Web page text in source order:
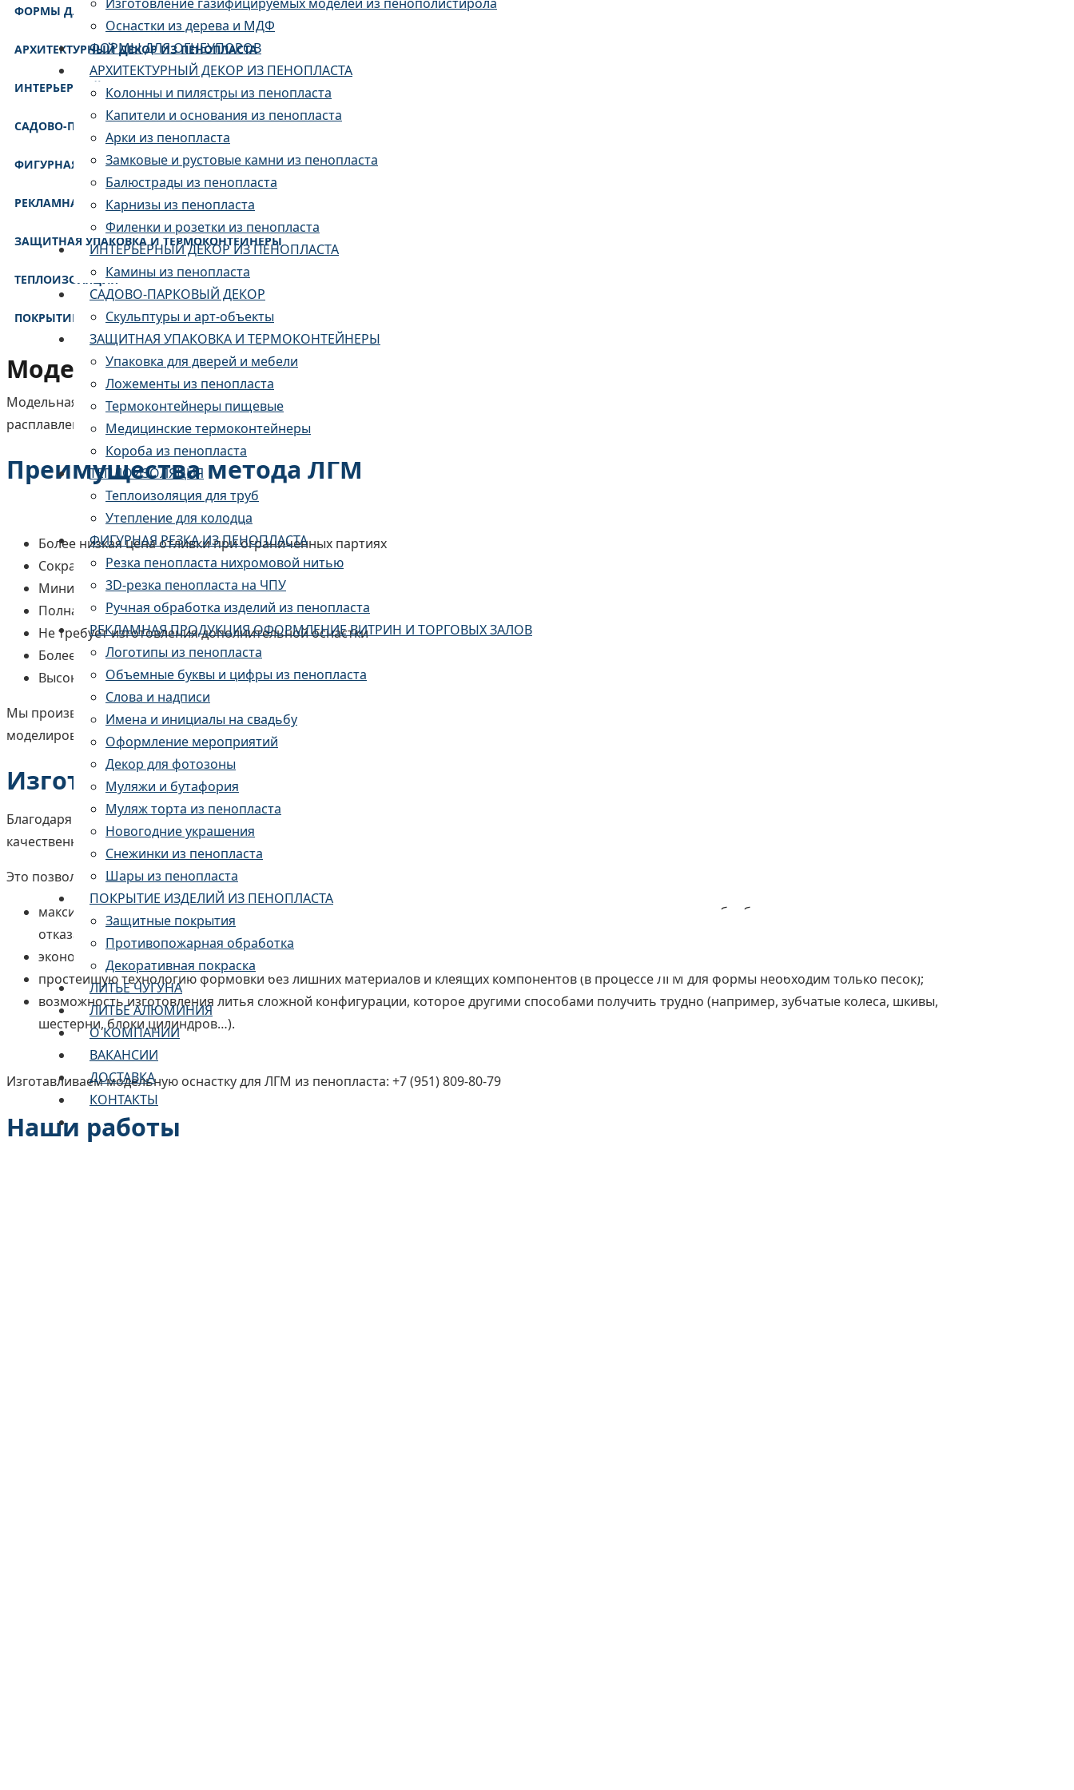
Оснастки из дерева и МДФ
ФОРМЫ ДЛЯ ОГНЕУПОРОВ
АРХИТЕКТУРНЫЙ ДЕКОР ИЗ ПЕНОПЛАСТА
Колонны и пилястры из пенопласта
Капители и основания из пенопласта
Арки из пенопласта
Замковые и рустовые камни из пенопласта
Балюстрады из пенопласта
Карнизы из пенопласта
Филенки и розетки из пенопласта
ИНТЕРЬЕРНЫЙ ДЕКОР ИЗ ПЕНОПЛАСТА
Камины из пенопласта
САДОВО-ПАРКОВЫЙ ДЕКОР
Скульптуры и арт-объекты
ЗАЩИТНАЯ УПАКОВКА И ТЕРМОКОНТЕЙНЕРЫ
Упаковка для дверей и мебели
Ложементы из пенопласта
Термоконтейнеры пищевые
Медицинские термоконтейнеры
Короба из пенопласта
ТЕПЛОИЗОЛЯЦИЯ
Теплоизоляция для труб
Утепление для колодца
ФИГУРНАЯ РЕЗКА ИЗ ПЕНОПЛАСТА
Резка пенопласта нихромовой нитью
3D-резка пенопласта на ЧПУ
Ручная обработка изделий из пенопласта
РЕКЛАМНАЯ ПРОДУКЦИЯ ОФОРМЛЕНИЕ ВИТРИН И ТОРГОВЫХ ЗАЛОВ
Логотипы из пенопласта
Объемные буквы и цифры из пенопласта
Слова и надписи
Имена и инициалы на свадьбу
Оформление мероприятий
Декор для фотозоны
Муляжи и бутафория
Муляж торта из пенопласта
Новогодние украшения
Снежинки из пенопласта
Шары из пенопласта
ПОКРЫТИЕ ИЗДЕЛИЙ ИЗ ПЕНОПЛАСТА
Защитные покрытия
Противопожарная обработка
Декоративная покраска
ЛИТЬЕ ЧУГУНА
ЛИТЬЕ АЛЮМИНИЯ
О КОМПАНИИ
ВАКАНСИИ
ДОСТАВКА
КОНТАКТЫ
ФОРМЫ ДЛЯ ОГНЕУПОРОВ
АРХИТЕКТУРНЫЙ ДЕКОР ИЗ ПЕНОПЛАСТА
ИНТЕРЬЕРНЫЙ ДЕКОР ИЗ ПЕНОПЛАСТА
САДОВО-ПАРКОВЫЙ ДЕКОР
ФИГУРНАЯ РЕЗКА ИЗ ПЕНОПЛАСТА
РЕКЛАМНАЯ ПРОДУКЦИЯ ОФОРМЛЕНИЕ ВИТРИН И ТОРГОВЫХ ЗАЛОВ
ЗАЩИТНАЯ УПАКОВКА И ТЕРМОКОНТЕЙНЕРЫ
ТЕПЛОИЗОЛЯЦИЯ
ПОКРЫТИЕ ИЗДЕЛИЙ ИЗ ПЕНОПЛАСТА
Модельные оснастки по чертежам заказчика
Модельная оснастка способом получения отливок, использующий модель, изготовленную из материала, который газифицируется при заливке
расплавленного металла в литейную форму. Наиболее часто используемым материалом для моделей является пенополистирол.
Преимущества метода ЛГМ
Более низкая цена отливки при ограниченных партиях
Сокращение операции финишной обработки отливок
Минимальное количество отходов производства
Полная идентичность деталей в серии
Не требует изготовления дополнительной оснастки
Более экологичный метод производства
Высокое качество выпускаемой продукции
Мы производим модельную оснастку для литья любой конфигурации и назначения, используя передовые технологии производства и компьютерное 3D
моделирование процессов литья.
Изготовление модельной оснастки у нас
Благодаря используемому нами высокоточному оборудованию, большому опыту работы и высокой квалификации специалистов, вы получаете
качественную модельную оснастку.
Это позволяет обеспечить:
максимальную точность и высокое качество отливок, что позволяет сократить затраты на механическую обработку, а в некоторых случаях и
отказаться от нее;
экономически выгодное производство, которое существенно снижает себестоимость готовых изделий (97% песка можно использовать повторно);
простейшую технологию формовки без лишних материалов и клеящих компонентов (в процессе ЛГМ для формы необходим только песок);
возможность изготовления литья сложной конфигурации, которое другими способами получить трудно (например, зубчатые колеса, шкивы,
шестерни, блоки цилиндров…).
Изготавливаем модельную оснастку для ЛГМ из пенопласта: +7 (951) 809-80-79
Наши работы